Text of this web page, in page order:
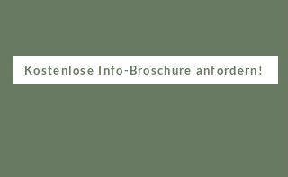
Kostenlose Info-Broschüre anfordern!